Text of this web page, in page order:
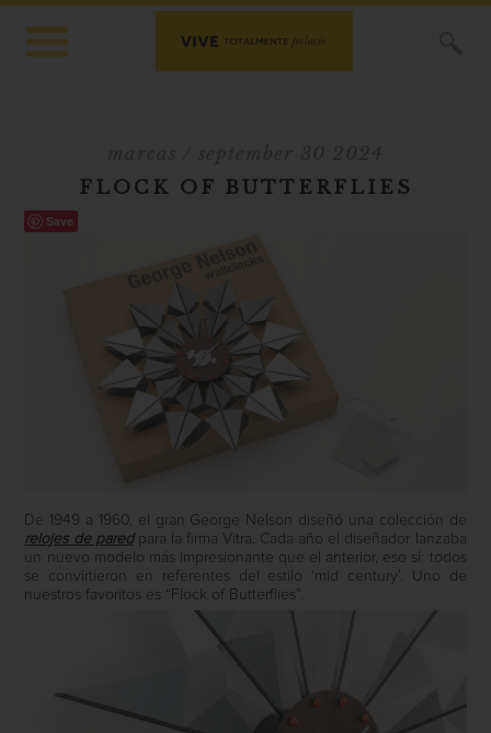
FLOCK OF BUTTERFLIES
Save
De 1949 a 1960, el gran George Nelson diseñó una colección de
relojes de paredpara la firma Vitra. Cada año el diseñador lanzaba
un nuevo modelo más impresionante que el anterior, eso sí: todos
se convirtieron en referentes del estilo ‘mid century’. Uno de
nuestros favoritos es “Flock of Butterflies”.